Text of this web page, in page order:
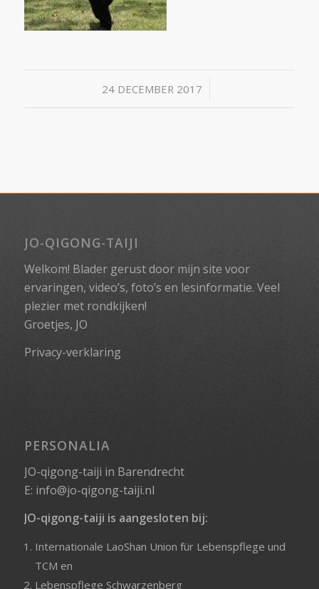
24 DECEMBER 2017
/
JO-QIGONG-TAIJI
Welkom! Blader gerust door mijn site voor
ervaringen, video’s, foto’s en lesinformatie. Veel
plezier met rondkijken!
Groetjes, JO
Privacy-verklaring
PERSONALIA
JO-qigong-taiji in Barendrecht
E: info@jo-qigong-taiji.nl
JO-qigong-taiji is aangesloten bij:
Internationale LaoShan Union für Lebenspflege und
TCM en
Lebenspflege Schwarzenberg